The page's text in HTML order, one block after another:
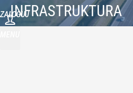
ZALOGUJ
INFRASTRUKTURA